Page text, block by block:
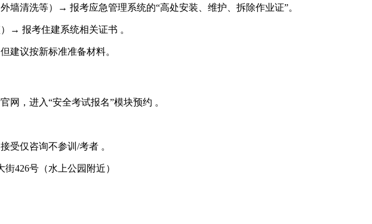
墙清洗等）→ 报考‌应急管理系统‌的“高处安装、维护、拆除作业证”。
→ 报考‌住建系统‌相关证书 ‌‌。
建议按新标准准备材料。
网，进入“安全考试报名”模块预约 ‌‌。
受仅咨询不参训/考者 ‌‌。
426号（水上公园附近）